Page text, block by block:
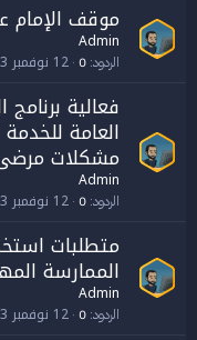
موقف الإمام
Admin
الردود 0 12 نوفمبر 2023
فعالية
العامة
مشكلات
Admin
الردود 0 12 نوفمبر 2023
متطلبات
الممارسة
Admin
الردود 0 12 نوفمبر 2023